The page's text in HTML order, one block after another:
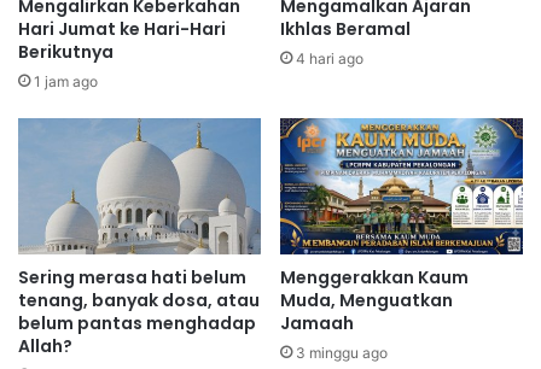
Mengalirkan Keberkahan
Hari Jumat ke Hari-Hari
Berikutnya
1 jam ago
Mengamalkan Ajaran
Ikhlas Beramal
4 hari ago
Sering merasa hati belum
tenang, banyak dosa, atau
belum pantas menghadap
Allah?
Menggerakkan Kaum
Muda, Menguatkan
Jamaah
3 minggu ago